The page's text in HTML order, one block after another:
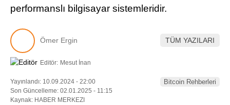
performanslı bilgisayar sistemleridir.
Ömer Ergin TÜM YAZILARI
Editör: Mesut İnan
Yayınlandı: 10.09.2024 - 22:00
Son Güncelleme: 02.01.2025 - 11:15
Kaynak: HABER MERKEZI
Bitcoin Rehberleri